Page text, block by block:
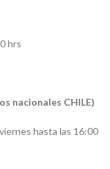
hrs
nacionales CHILE)
hasta las 16:00